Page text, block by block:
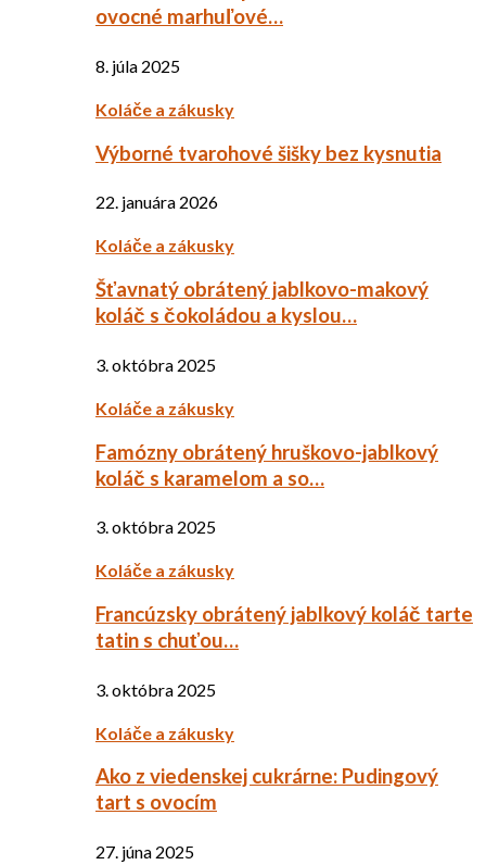
ovocné marhuľové…
8. júla 2025
Koláče a zákusky
Výborné tvarohové šišky bez kysnutia
22. januára 2026
Koláče a zákusky
Šťavnatý obrátený jablkovo-makový
koláč s čokoládou a kyslou…
3. októbra 2025
Koláče a zákusky
Famózny obrátený hruškovo-jablkový
koláč s karamelom a so…
3. októbra 2025
Koláče a zákusky
Francúzsky obrátený jablkový koláč tarte
tatin s chuťou…
3. októbra 2025
Koláče a zákusky
Ako z viedenskej cukrárne: Pudingový
tart s ovocím
27. júna 2025